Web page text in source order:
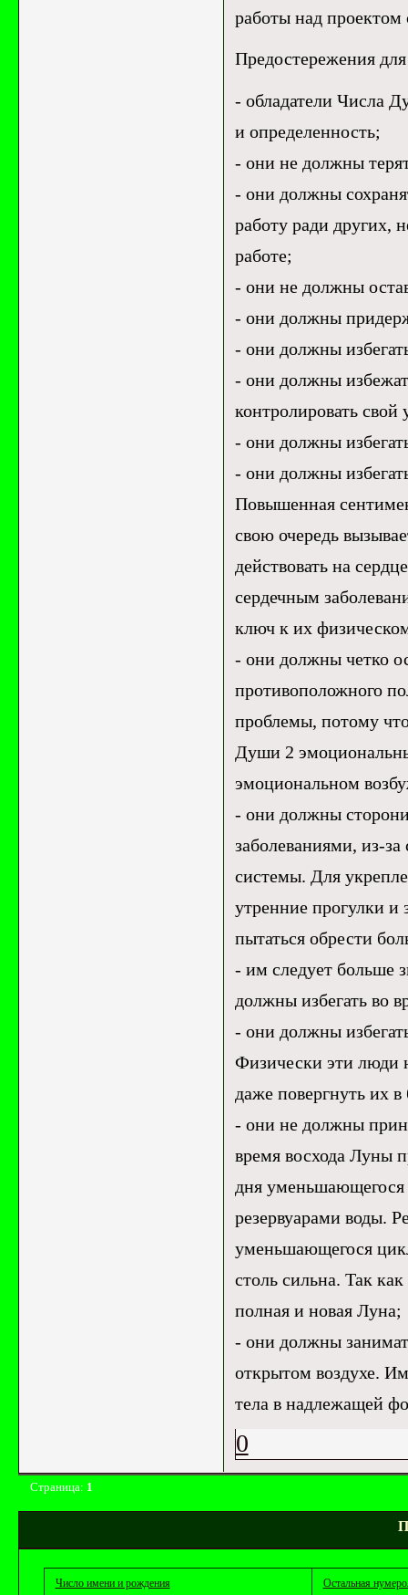
работы над
Предостережения
- обладатели Числа
и определенность;
- они не должны
- они должны
работу ради других,
работе;
- они не должны
- они должны
- они должны
- они должны
контролировать свой
- они должны
- они должны
Повышенная
свою очередь
действовать на
сердечным
ключ к их
- они должны четко
противоположного
проблемы, потому
Души 2
эмоциональном
- они должны
заболеваниями, из-
системы. Для
утренние прогулки
пытаться обрести
- им следует больше
должны избегать во
- они должны
Физически эти люди
даже повергнуть их в
- они не должны
время восхода Луны
дня
резервуарами воды.
уменьшающегося
столь сильна. Так
полная и новая Луна;
- они должны
открытом воздухе.
тела в надлежащей
0
Страница: 1
Число имени и рождения Остальная